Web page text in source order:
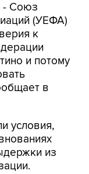
- Союз
(УЕФА)
к
и потому
в
условия,
из